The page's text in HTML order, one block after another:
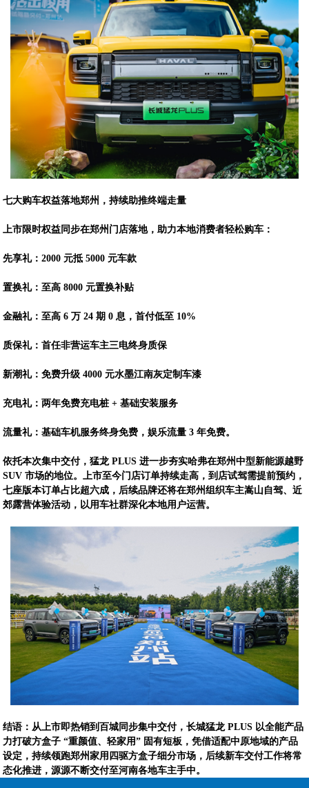
七大购车权益落地郑州，持续助推终端走量
上市限时权益同步在郑州门店落地，助力本地消费者轻松购车：
先享礼：2000 元抵 5000 元车款
置换礼：至高 8000 元置换补贴
金融礼：至高 6 万 24 期 0 息，首付低至 10%
质保礼：首任非营运车主三电终身质保
新潮礼：免费升级 4000 元水墨江南灰定制车漆
充电礼：两年免费充电桩 + 基础安装服务
流量礼：基础车机服务终身免费，娱乐流量 3 年免费。
依托本次集中交付，猛龙 PLUS 进一步夯实哈弗在郑州中型新能源越野
SUV 市场的地位。上市至今门店订单持续走高，到店试驾需提前预约，
七座版本订单占比超六成，后续品牌还将在郑州组织车主嵩山自驾、近
郊露营体验活动，以用车社群深化本地用户运营。
结语：从上市即热销到百城同步集中交付，长城猛龙 PLUS 以全能产品
力打破方盒子 “重颜值、轻家用” 固有短板，凭借适配中原地域的产品
设定，持续领跑郑州家用四驱方盒子细分市场，后续新车交付工作将常
态化推进，源源不断交付至河南各地车主手中。